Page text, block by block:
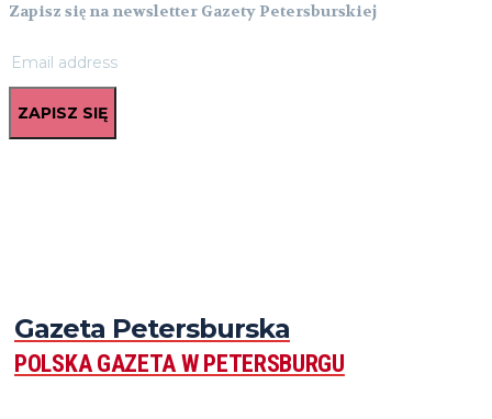
Zapisz się na newsletter Gazety Petersburskiej
ZAPISZ SIĘ
Gazeta Petersburska
POLSKA GAZETA W PETERSBURGU